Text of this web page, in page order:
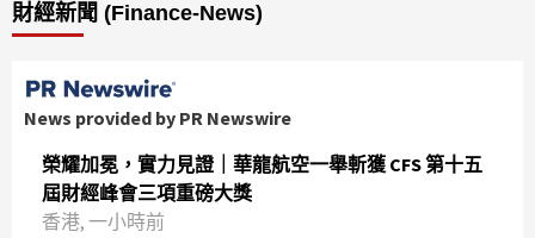
財經新聞 (Finance-News)
News provided by PR Newswire
榮耀加冕，實力見證｜華龍航空一舉斬獲 CFS 第十五
屆財經峰會三項重磅大獎
香港, 一小時前